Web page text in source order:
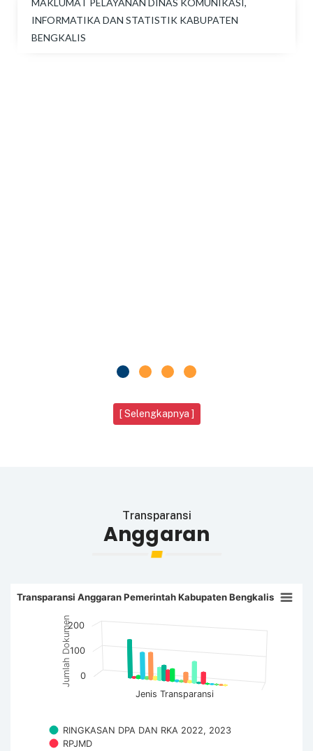
INFORMATIKA DAN STATISTIK KABUPATEN
BENGKALIS
[ Selengkapnya ]
Transparansi
Anggaran
Jumlah Dokumen
Transparansi Anggaran Pemerintah Kabupaten Bengkalis
RINGKASAN DPA DAN RKA 2022, 2023
RPJMD
Jenis Transparansi
0
100
200